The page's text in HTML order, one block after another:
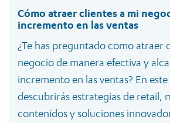
Cómo atraer clientes a mi
incremento en las ventas
¿Te has preguntado como atraer
negocio de manera efectiva y
incremento en las ventas? En
descubrirás estrategias de retail,
contenidos y soluciones